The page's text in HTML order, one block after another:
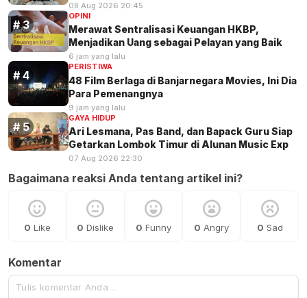
08 Aug 2026 20:45
OPINI
Merawat Sentralisasi Keuangan HKBP,
Menjadikan Uang sebagai Pelayan yang Baik
6 jam yang lalu
PERISTIWA
48 Film Berlaga di Banjarnegara Movies, Ini Dia
Para Pemenangnya
9 jam yang lalu
GAYA HIDUP
Ari Lesmana, Pas Band, dan Bapack Guru Siap
Getarkan Lombok Timur di Alunan Music Exp
07 Aug 2026 22:30
Bagaimana reaksi Anda tentang artikel ini?
0 Like 0 Dislike 0 Funny 0 Angry 0 Sad
Komentar